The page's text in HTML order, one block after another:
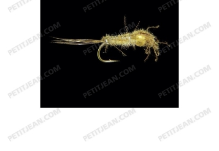
Nymphs
MAGIC tools
Outils de montage
Matériaux de montage
MAGIC Head-Weight
Accessoires de pêche